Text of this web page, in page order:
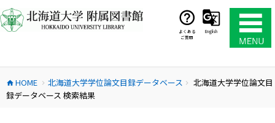
ン
テ
ス
キ
よくある
ご質問
English
home HOME chevron_right 北海道大学学位論文目録データベース chevron_right
北海道大学学位論文目
録データベース 検索結果